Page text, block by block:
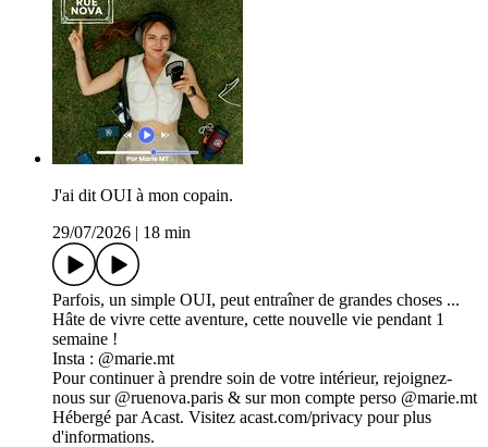
J'ai dit OUI à mon copain.
29/07/2026 | 18 min
Parfois, un simple OUI, peut entraîner de grandes choses ...
Hâte de vivre cette aventure, cette nouvelle vie pendant 1
semaine !
Insta : @marie.mt
Pour continuer à prendre soin de votre intérieur, rejoignez-
nous sur @ruenova.paris & sur mon compte perso @marie.mt
Hébergé par Acast. Visitez acast.com/privacy pour plus
d'informations.